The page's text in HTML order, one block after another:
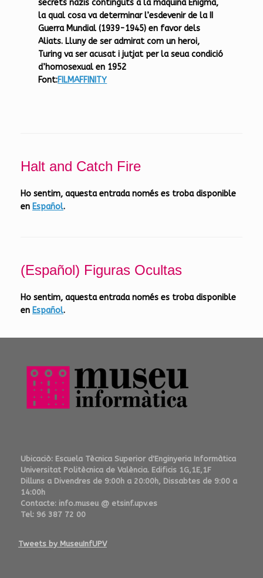
secrets nazis continguts a la màquina Enigma,
la qual cosa va determinar l’esdevenir de la II
Guerra Mundial (1939-1945) en favor dels
Aliats. Lluny de ser admirat com un heroi,
Turing va ser acusat i jutjat per la seua condició
d’homosexual en 1952
Font:FILMAFFINITY
Halt and Catch Fire
Ho sentim, aquesta entrada només es troba disponible
en Español.
(Español) Figuras Ocultas
Ho sentim, aquesta entrada només es troba disponible
en Español.
Ubicaciò: Escuela Tècnica Superior d'Enginyeria Informàtica
Universitat Politècnica de València. Edificis 1G,1E,1F
Dilluns a Divendres de 9:00h a 20:00h, Dissabtes de 9:00 a
14:00h
Contacte: info.museu @ etsinf.upv.es
Tel: 96 387 72 00
Tweets by MuseuInfUPV